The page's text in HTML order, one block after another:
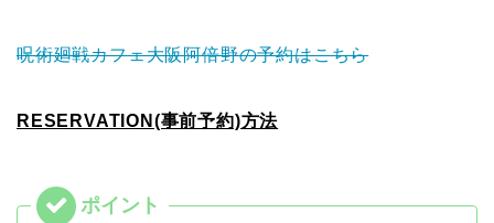
呪術廻戦カフェ大阪阿倍野の予約はこちら
RESERVATION(事前予約)方法